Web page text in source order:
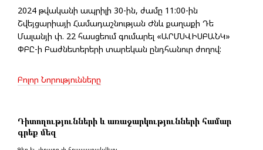
2024 թվականի ապրիլի 30-ին, ժամը 11:00-ին
Շվեյցարիայի Համադաշնության Ժնև քաղաքի Դե
Մալանյի փ. 22 հասցեում գումարել «ԱՐՄՍՎԻՍԲԱՆԿ»
ՓԲԸ-ի Բաժնետերերի տարեկան ընդհանուր ժողով:
Բոլոր Նորությունները
Դիտողությունների և առաջարկությունների համար
գրեք մեզ